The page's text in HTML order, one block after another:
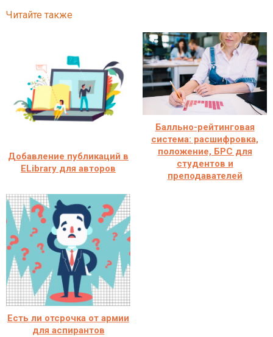
Читайте также
Добавление публикаций в
ELibrary для авторов
Балльно-рейтинговая
система: расшифровка,
положение, БРС для
студентов и
преподавателей
Есть ли отсрочка от армии
для аспирантов